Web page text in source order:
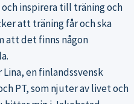
inspirera till träning och
att träning får och ska
att det finns någon
en finlandssvensk
PT, som njuter av livet och